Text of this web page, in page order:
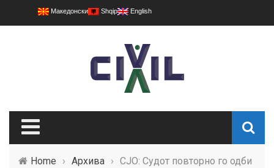
Македонски Shqip English
Home › Архива › СЈО: Судот повторно го одби